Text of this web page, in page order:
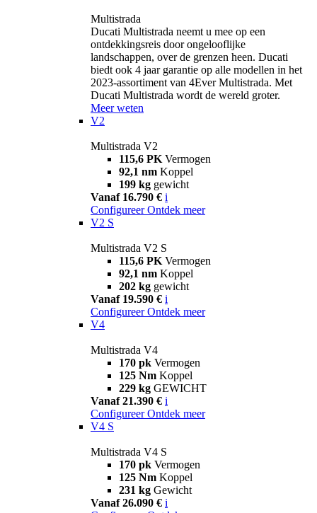
Multistrada
Ducati Multistrada neemt u mee op een
ontdekkingsreis door ongelooflijke
landschappen, over de grenzen heen. Ducati
biedt ook 4 jaar garantie op alle modellen in het
2023-assortiment van 4Ever Multistrada. Met
Ducati Multistrada wordt de wereld groter.
Meer weten
V2
Multistrada V2
115,6 PK Vermogen
92,1 nm Koppel
199 kg gewicht
Vanaf 16.790 € i
Configureer Ontdek meer
V2 S
Multistrada V2 S
115,6 PK Vermogen
92,1 nm Koppel
202 kg gewicht
Vanaf 19.590 € i
Configureer Ontdek meer
V4
Multistrada V4
170 pk Vermogen
125 Nm Koppel
229 kg GEWICHT
Vanaf 21.390 € i
Configureer Ontdek meer
V4 S
Multistrada V4 S
170 pk Vermogen
125 Nm Koppel
231 kg Gewicht
Vanaf 26.090 € i